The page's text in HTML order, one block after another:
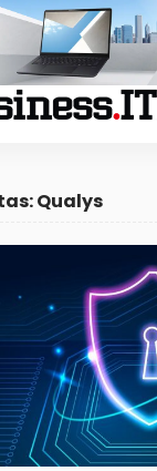
Qualys